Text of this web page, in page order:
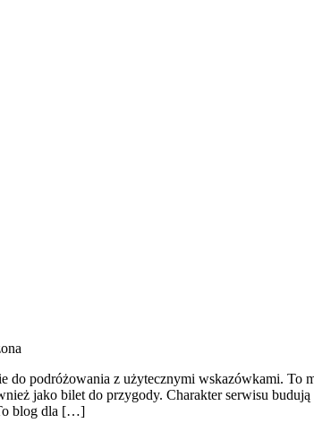
podróżowania z użytecznymi wskazówkami. To
jako bilet do przygody. Charakter serwisu
blog dla […]